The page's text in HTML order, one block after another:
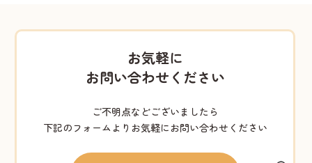
お気軽に
お問い合わせください
ご不明点などございましたら
下記のフォームよりお気軽にお問い合わせください